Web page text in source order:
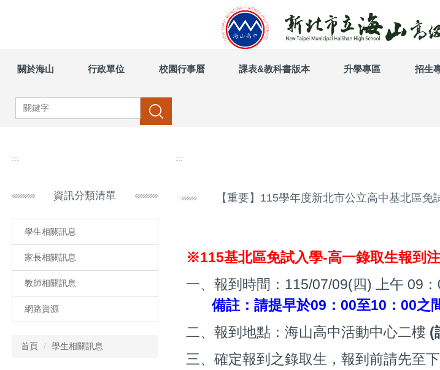
關於海山 行政單位 校園行事曆 課表&教科書版本 升學專區 招生
搜尋
:::
資訊分類清單
學生相關訊息
家長相關訊息
教師相關訊息
網路資源
首頁 學生相關訊息
:::
【重要】115學年度新北市公立高中基北區
※115基北區免試入學-高一錄取生報到
一、報到時間：115/07/09(四) 上午 09
備註：請提早於09：00至10：00之
二、報到地點：海山高中活動中心二樓 (
三、確定報到之錄取生，報到前請先至